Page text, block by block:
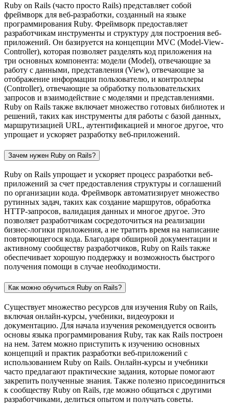
Ruby on Rails (часто просто Rails) представляет собой
фреймворк для веб-разработки, созданный на языке
программирования Ruby. Фреймворк предоставляет
разработчикам инструменты и структуру для построения веб-
приложений. Он базируется на концепции MVC (Model-View-
Controller), которая позволяет разделять код приложения на
три основных компонента: модели (Model), отвечающие за
работу с данными, представления (View), отвечающие за
отображение информации пользователю, и контроллеры
(Controller), отвечающие за обработку пользовательских
запросов и взаимодействие с моделями и представлениями.
Ruby on Rails также включает множество готовых библиотек и
решений, таких как инструменты для работы с базой данных,
маршрутизацией URL, аутентификацией и многое другое, что
упрощает и ускоряет разработку веб-приложений.
Зачем нужен Ruby on Rails?
Ruby on Rails упрощает и ускоряет процесс разработки веб-
приложений за счет предоставления структуры и соглашений
по организации кода. Фреймворк автоматизирует множество
рутинных задач, таких как создание маршрутов, обработка
HTTP-запросов, валидация данных и многое другое. Это
позволяет разработчикам сосредоточиться на реализации
бизнес-логики приложения, а не тратить время на написание
повторяющегося кода. Благодаря обширной документации и
активному сообществу разработчиков, Ruby on Rails также
обеспечивает хорошую поддержку и возможность быстрого
получения помощи в случае необходимости.
Как можно обучиться Ruby on Rails?
Существует множество ресурсов для изучения Ruby on Rails,
включая онлайн-курсы, учебники, видеоуроки и
документацию. Для начала изучения рекомендуется освоить
основы языка программирования Ruby, так как Rails построен
на нем. Затем можно приступить к изучению основных
концепций и практик разработки веб-приложений с
использованием Ruby on Rails. Онлайн-курсы и учебники
часто предлагают практические задания, которые помогают
закрепить полученные знания. Также полезно присоединиться
к сообществу Ruby on Rails, где можно общаться с другими
разработчиками, делиться опытом и получать советы.